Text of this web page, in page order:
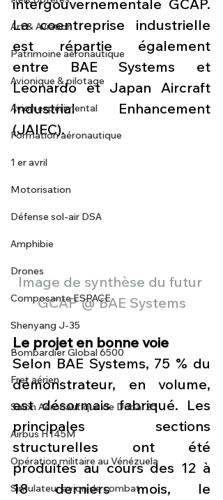
Art & Aviation
Patrimoine aéronautique
Avionique & pilotage
Avion expérimental
Formation aéronautique
1 er avril
Motorisation
Défense sol-air DSA
Amphibie
Drones
Composante ESPACE
Shenyang J-35
Bombardier Global 6500
Fret aérien
Salon Aéronautique de Dubaï 25
Airbus H145M
Opération militaire au Vénézuela
Simulateur avion de combat
intergouvernementale GCAP.
La coentreprise industrielle
est répartie également
entre BAE Systems et
Leonardo et Japan Aircraft
Industrial Enhancement
(JAIEC).
Image de synthèse du futur
GCAP @ BAE Systems
Le projet en bonne voie
Selon BAE Systems, 75 % du
démonstrateur, en volume,
est désormais fabriqué. Les
principales sections
structurelles ont été
produites au cours des 12 à
18 derniers mois, le